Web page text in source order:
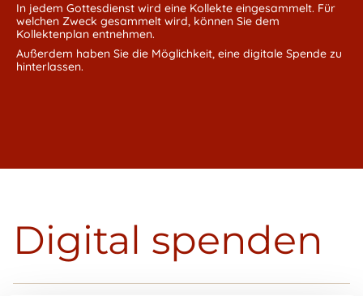
In jedem Gottesdienst wird eine Kollekte eingesammelt. Für
welchen Zweck gesammelt wird, können Sie dem
Kollektenplan entnehmen.
Außerdem haben Sie die Möglichkeit, eine digitale Spende zu
hinterlassen.
Digital spenden